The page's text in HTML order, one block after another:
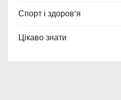
Спорт і здоров’я
Цікаво знати